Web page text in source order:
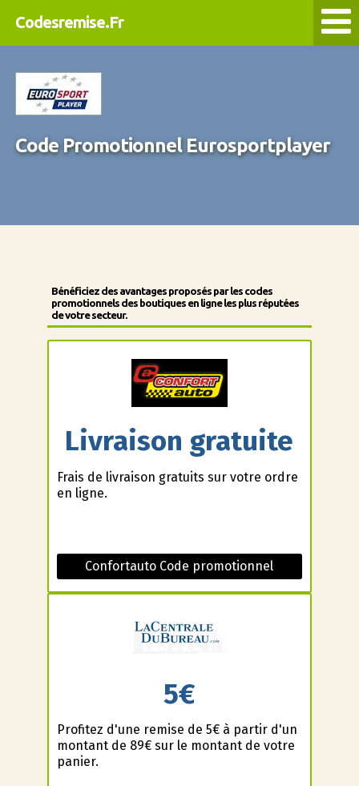
Codesremise.Fr
Code Promotionnel Eurosportplayer
Bénéficiez des avantages proposés par les codes
promotionnels des boutiques en ligne les plus réputées
de votre secteur.
Livraison gratuite
Frais de livraison gratuits sur votre ordre
en ligne.
Confortauto Code promotionnel
5€
Profitez d'une remise de 5€ à partir d'un
montant de 89€ sur le montant de votre
panier.